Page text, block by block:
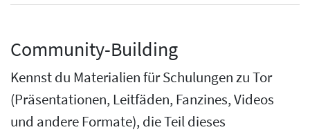
Community-Building
Kennst du Materialien für Schulungen zu Tor
(Präsentationen, Leitfäden, Fanzines, Videos
und andere Formate), die Teil dieses